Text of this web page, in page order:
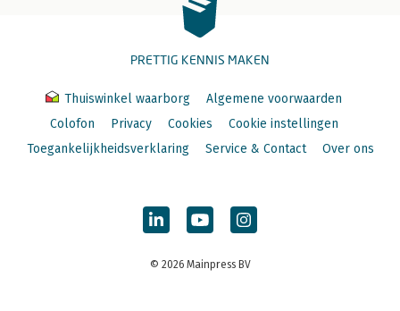
PRETTIG KENNIS MAKEN
Thuiswinkel waarborg
Algemene voorwaarden
Colofon
Privacy Cookies
Cookie instellingen
Toegankelijkheidsverklaring
Service & Contact Over ons
© 2026 Mainpress BV